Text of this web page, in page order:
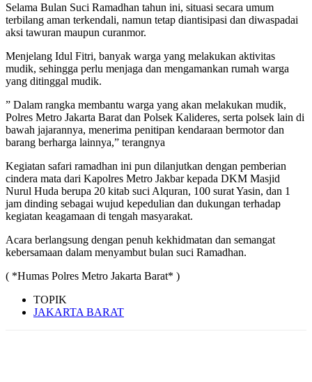
Selama Bulan Suci Ramadhan tahun ini, situasi secara umum
terbilang aman terkendali, namun tetap diantisipasi dan diwaspadai
aksi tawuran maupun curanmor.
Menjelang Idul Fitri, banyak warga yang melakukan aktivitas
mudik, sehingga perlu menjaga dan mengamankan rumah warga
yang ditinggal mudik.
” Dalam rangka membantu warga yang akan melakukan mudik,
Polres Metro Jakarta Barat dan Polsek Kalideres, serta polsek lain di
bawah jajarannya, menerima penitipan kendaraan bermotor dan
barang berharga lainnya,” terangnya
Kegiatan safari ramadhan ini pun dilanjutkan dengan pemberian
cindera mata dari Kapolres Metro Jakbar kepada DKM Masjid
Nurul Huda berupa 20 kitab suci Alquran, 100 surat Yasin, dan 1
jam dinding sebagai wujud kepedulian dan dukungan terhadap
kegiatan keagamaan di tengah masyarakat.
Acara berlangsung dengan penuh kekhidmatan dan semangat
kebersamaan dalam menyambut bulan suci Ramadhan.
( *Humas Polres Metro Jakarta Barat* )
TOPIK
JAKARTA BARAT